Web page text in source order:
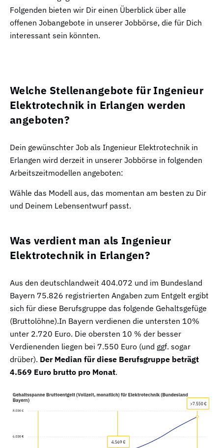
Folgenden bieten wir Dir einen Überblick über alle
offenen Jobangebote in unserer Jobbörse, die für Dich
interessant sein könnten.
Welche Stellenangebote für Ingenieur
Elektrotechnik in Erlangen werden
angeboten?
Dein gewünschter Job als Ingenieur Elektrotechnik in
Erlangen wird derzeit in unserer Jobbörse in folgenden
Arbeitszeitmodellen angeboten:
Wähle das Modell aus, das momentan am besten zu Dir
und Deinem Lebensentwurf passt.
Was verdient man als Ingenieur
Elektrotechnik in Erlangen?
Aus den deutschlandweit 404.072 und im Bundesland
Bayern 75.826 registrierten Angaben zum Entgelt ergibt
sich für diese Berufsgruppe das folgende Gehaltsgefüge
(Bruttolöhne).In Bayern verdienen die untersten 10%
unter 2.720 Euro. Die obersten 10 % der besser
Verdienenden liegen bei 7.550 Euro (und ggf. sogar
drüber). Der Median für diese Berufsgruppe beträgt
4.569 Euro brutto pro Monat.